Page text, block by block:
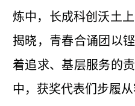
炼中，长成科创沃土
揭晓，青春合诵团以
着追求、基层服务的
中，获奖代表们步履